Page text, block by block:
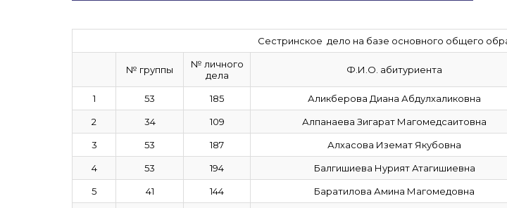
Сестринское дело на базе основного общего
№ группы
№ личного
дела
Ф.И.О. абитуриента
1 53 185 Аликберова Диана Абдулхаликовна
2 34 109 Алпанаева Зигарат Магомедсаитовна
3 53 187 Алхасова Иземат Якубовна
4 53 194 Балгишиева Нурият Атагишиевна
5 41 144 Баратилова Амина Магомедовна